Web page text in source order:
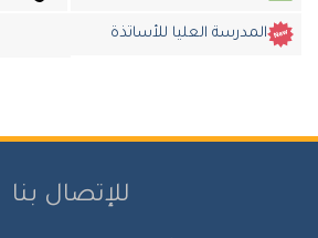
المدرسة العليا للأساتذة
للإتصال بنا